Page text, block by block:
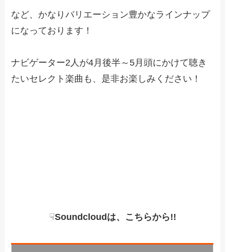
など、かなりバリエーション豊かなラインナップ
になっております！
ナビゲーター2人が4月後半～5月頭にかけて聴き
たいセレクト楽曲も、是非お楽しみください！
☟Soundcloudは、こちらから!!